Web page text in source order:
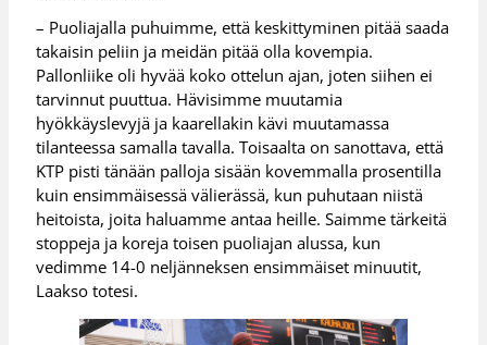
– Puoliajalla puhuimme, että keskittyminen pitää saada
takaisin peliin ja meidän pitää olla kovempia.
Pallonliike oli hyvää koko ottelun ajan, joten siihen ei
tarvinnut puuttua. Hävisimme muutamia
hyökkäyslevyjä ja kaarellakin kävi muutamassa
tilanteessa samalla tavalla. Toisaalta on sanottava, että
KTP pisti tänään palloja sisään kovemmalla prosentilla
kuin ensimmäisessä välierässä, kun puhutaan niistä
heitoista, joita haluamme antaa heille. Saimme tärkeitä
stoppeja ja koreja toisen puoliajan alussa, kun
vedimme 14-0 neljänneksen ensimmäiset minuutit,
Laakso totesi.